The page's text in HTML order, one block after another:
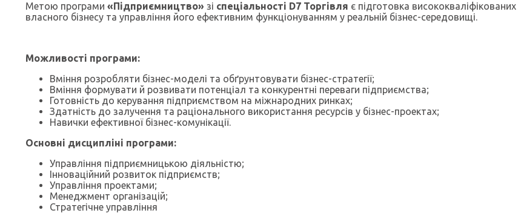
Метою програми «Підприємництво» зі спеціальності D7 Торгівля є підготовка
власного бізнесу та управління його ефективним функціонуванням у реальній бізнес-середовищі.
Можливості програми:
Вміння розробляти бізнес-моделі та обґрунтовувати бізнес-стратегії;
Вміння формувати й розвивати потенціал та конкурентні переваги підприємства;
Готовність до керування підприємством на міжнародних ринках;
Здатність до залучення та раціонального використання ресурсів у бізнес-проектах;
Навички ефективної бізнес-комунікації.
Основні дисципліні програми:
Управління підприємницькою діяльністю;
Інноваційний розвиток підприємств;
Управління проектами;
Менеджмент організацій;
Стратегічне управління